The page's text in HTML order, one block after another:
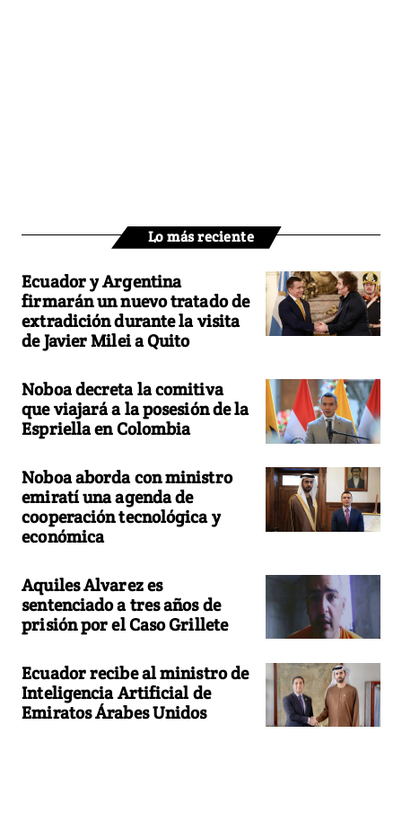
Lo más reciente
Ecuador y Argentina
firmarán un nuevo tratado de
extradición durante la visita
de Javier Milei a Quito
Noboa decreta la comitiva
que viajará a la posesión de la
Espriella en Colombia
Noboa aborda con ministro
emiratí una agenda de
cooperación tecnológica y
económica
Aquiles Alvarez es
sentenciado a tres años de
prisión por el Caso Grillete
Ecuador recibe al ministro de
Inteligencia Artificial de
Emiratos Árabes Unidos